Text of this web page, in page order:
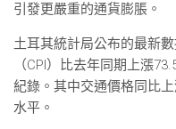
引發更嚴重的通貨膨脹。
土耳其統計局公布的最新
（CPI）比去年同期上漲
紀錄。其中交通價格同比
水平。